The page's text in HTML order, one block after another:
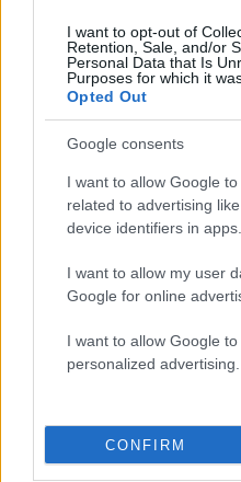
I want to opt-out of
Retention, Sale, and/or
Personal Data that Is
Purposes for which it
Opted Out
Google consents
I want to allow Google
related to advertising
device identifiers in apps.
I want to allow my user
Google for online
I want to allow Google
personalized advertising.
CONFIRM
Πιο
Η Ελένη
γιορτή του Άκη
χρόνια μου
Αριστοτέλης
Ριτσώνας το
σύνδεσμο του
Ψάθα
Η Αγγελική Ηλιάδη
της: «Ήταν ό,τι
μου»
Ο Γιάννης
viral το τραγούδι
ερμηνεύει η
οδηγός του
σύγκρουση